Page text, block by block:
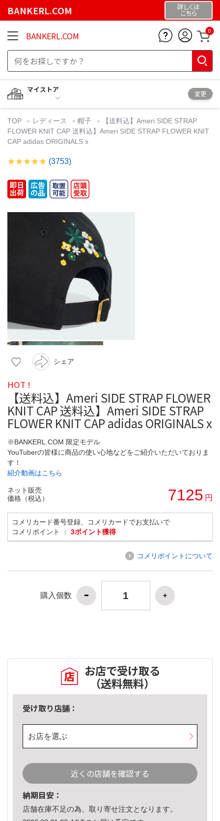
BANKERL.COM 詳しくは
こちら
BANKERL.COM 0
マイストア
変更
TOP レディース 帽子
【送料込】Ameri SIDE STRAP
FLOWER KNIT CAP 送料込】Ameri SIDE STRAP FLOWER KNIT
CAP adidas ORIGINALS x
(3753)
シェア
HOT !
【送料込】Ameri SIDE STRAP FLOWER
KNIT CAP 送料込】Ameri SIDE STRAP
FLOWER KNIT CAP adidas ORIGINALS x
※BANKERL.COM 限定モデル
YouTuberの皆様に商品の使い心地などをご紹介いただいておりま
す！
紹介動画はこちら
ネット販売
価格（税込）
7125 円
コメリカード番号登録、コメリカードでお支払いで
コメリポイント ： 3ポイント獲得
コメリポイントについて
購入個数
お店で受け取る
（送料無料）
受け取り店舗：
お店を選ぶ
近くの店舗を確認する
納期目安：
店舗在庫不足の為、取り寄せ注文となります。